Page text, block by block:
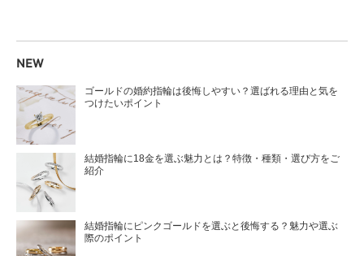
NEW
ゴールドの婚約指輪は後悔しやすい？選ばれる理由と気を
つけたいポイント
結婚指輪に18金を選ぶ魅力とは？特徴・種類・選び方をご
紹介
結婚指輪にピンクゴールドを選ぶと後悔する？魅力や選ぶ
際のポイント